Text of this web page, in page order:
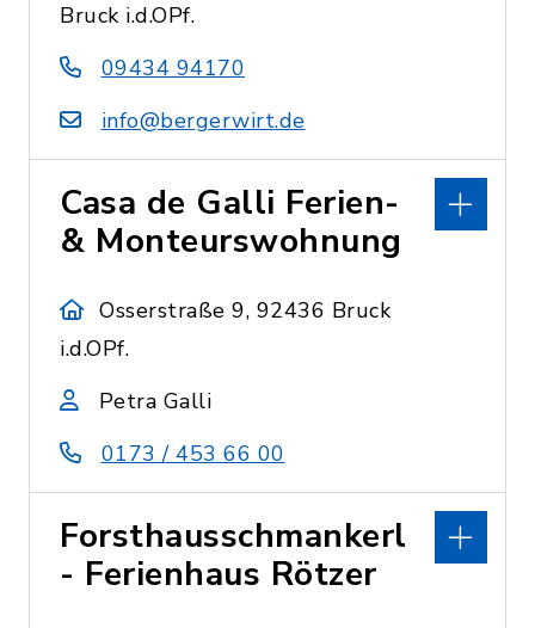
Bruck i.d.OPf.
09434 94170
info@bergerwirt.de
Casa de Galli Ferien-
& Monteurswohnung
Osserstraße 9, 92436 Bruck
i.d.OPf.
Petra Galli
0173 / 453 66 00
Forsthausschmankerl
- Ferienhaus Rötzer